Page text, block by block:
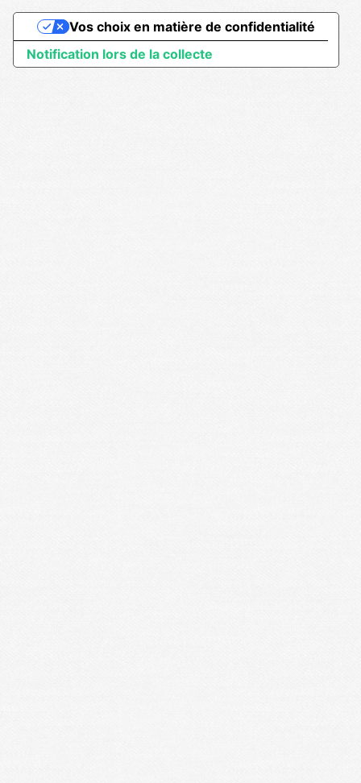
Notification lors de la collecte
Vos choix en matière de confidentialité